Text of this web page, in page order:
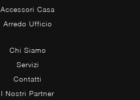
Accessori Casa
Arredo Ufficio
Chi Siamo
Servizi
Contatti
I Nostri Partner